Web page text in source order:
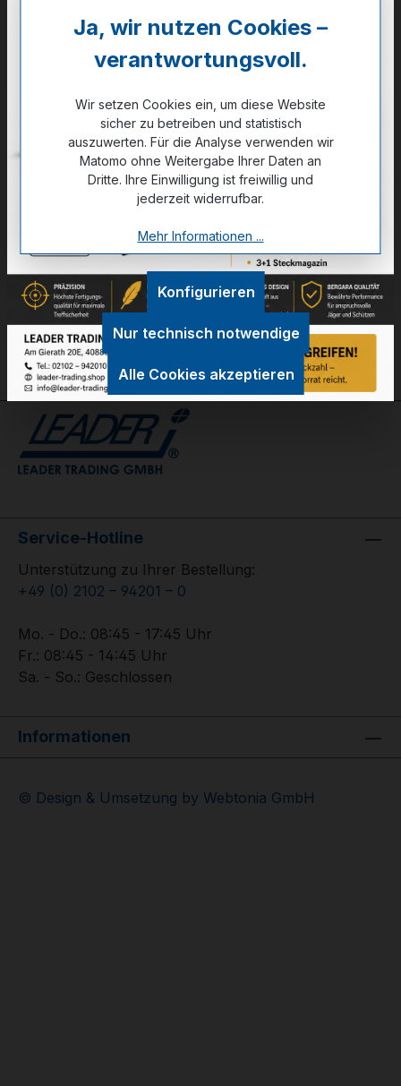
Noch kein Kunde?Registrieren Sie sich jetzt.
Zum Merkzettel hinzufügen
Technische Daten
GPSR Information
Bewertungen
Service-Hotline
Unterstützung zu Ihrer Bestellung:
+49 (0) 2102 – 94201 – 0
Mo. - Do.: 08:45 - 17:45 Uhr
Fr.: 08:45 - 14:45 Uhr
Sa. - So.: Geschlossen
Informationen
© Design & Umsetzung by Webtonia GmbH
Ja, wir nutzen Cookies –
verantwortungsvoll.
Wir setzen Cookies ein, um diese Website
sicher zu betreiben und statistisch
auszuwerten. Für die Analyse verwenden wir
Matomo ohne Weitergabe Ihrer Daten an
Dritte. Ihre Einwilligung ist freiwillig und
jederzeit widerrufbar.
Mehr Informationen ...
Nur technisch notwendige
Konfigurieren
Alle Cookies akzeptieren